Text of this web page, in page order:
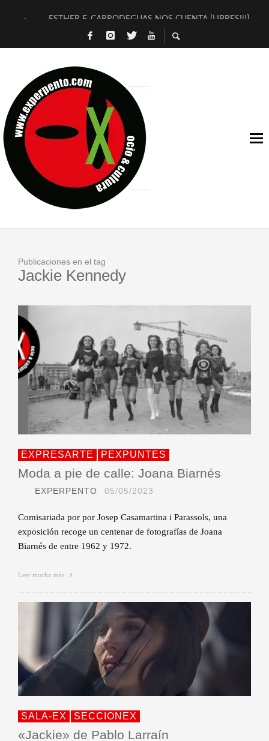
ESTHER F. CARRODEGUAS NOS CUENTA [LIBRES!!!]
[TERRA DE GUAPES] DE SANDRA MONFORT
TIMBRE 4, LA ESCUELA DEL DIRECTOR TEATRAL CLAUDIO
30 AÑOS (NO ES NADA) DE LA KATARSIS DEL TOMATAZO
MILITARES JUDÍAS EN #EXVITA
D’BALDOMEROS REINVENTAN [BITÁCORA 3.0] EN EXVITA
MARSHALL FLASH PRESENTA EN EXVITA [RELATIVA
JOFRE BARDAGÍ EN EXVITA INTERPRETANDO A SERRAT
Publicaciones en el tag
Jackie Kennedy
EXPRESARTE PEXPUNTES
Moda a pie de calle: Joana Biarnés
EXPERPENTO 05/05/2023
Comisariada por por Josep Casamartina i Parassols, una
exposición recoge un centenar de fotografías de Joana
Biarnés de entre 1962 y 1972.
Leer mucho más
SALA-EX SECCIONEX
«Jackie» de Pablo Larraín